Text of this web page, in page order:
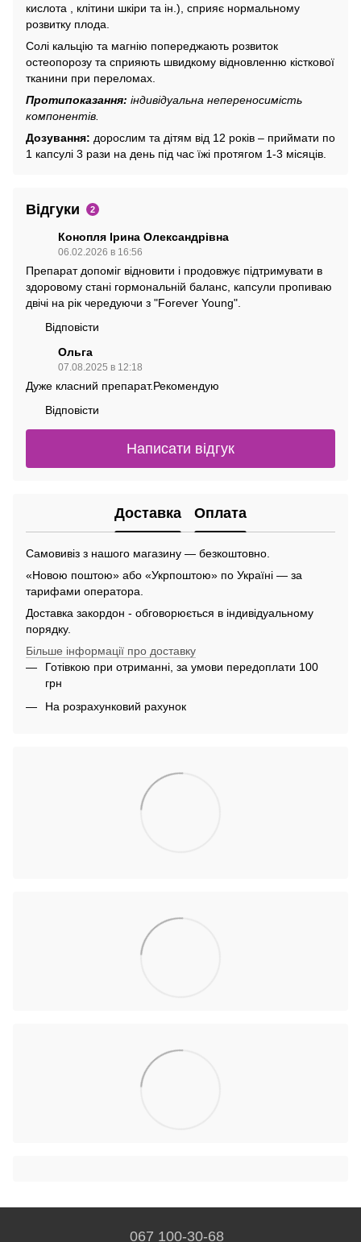
кислота , клітини шкіри та ін.), сприяє нормальному
розвитку плода.
Солі кальцію та магнію попереджають розвиток
остеопорозу та сприяють швидкому відновленню кісткової
тканини при переломах.
Протипоказання: індивідуальна непереносимість
компонентів.
Дозування: дорослим та дітям від 12 років – приймати по
1 капсулі 3 рази на день під час їжі протягом 1-3 місяців.
Відгуки 2
Конопля Ірина Олександрівна
06.02.2026 в 16:56
Препарат допоміг відновити і продовжує підтримувати в
здоровому стані гормональній баланс, капсули пропиваю
двічі на рік чередуючи з "Forever Young".
Відповісти
Ольга
07.08.2025 в 12:18
Дуже класний препарат.Рекомендую
Відповісти
Написати відгук
Доставка Оплата
Самовивіз з нашого магазину — безкоштовно.
«Новою поштою» або «Укрпоштою» по Україні — за
тарифами оператора.
Доставка закордон - обговорюється в індивідуальному
порядку.
Більше інформації про доставку
Готівкою при отриманні, за умови передоплати 100
грн
На розрахунковий рахунок
067 100-30-68